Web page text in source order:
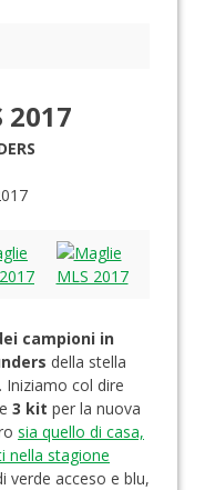
2017
campioni in
della stella
Iniziamo col dire
3 kit per la nuova
sia quello di casa,
nella stagione
verde acceso e blu,